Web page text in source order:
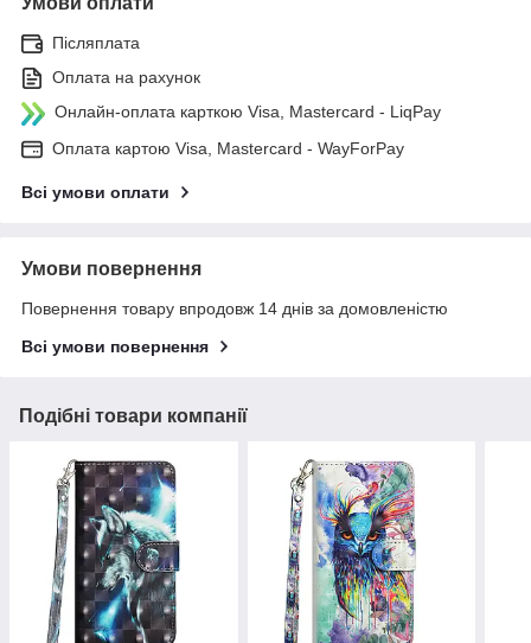
Післяплата
Оплата на рахунок
Онлайн-оплата карткою Visa, Mastercard - LiqPay
Оплата картою Visa, Mastercard - WayForPay
Всі умови оплати
Умови повернення
Повернення товару впродовж 14 днів за домовленістю
Всі умови повернення
Подібні товари компанії